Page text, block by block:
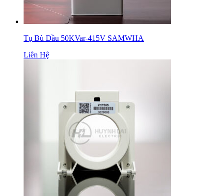
Tụ Bù Dầu 50KVar-415V SAMWHA
Liên Hệ